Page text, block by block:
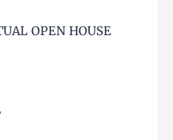
OPEN HOUSE